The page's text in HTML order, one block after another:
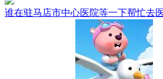
谁在驻马店市中心医院等一下帮忙去